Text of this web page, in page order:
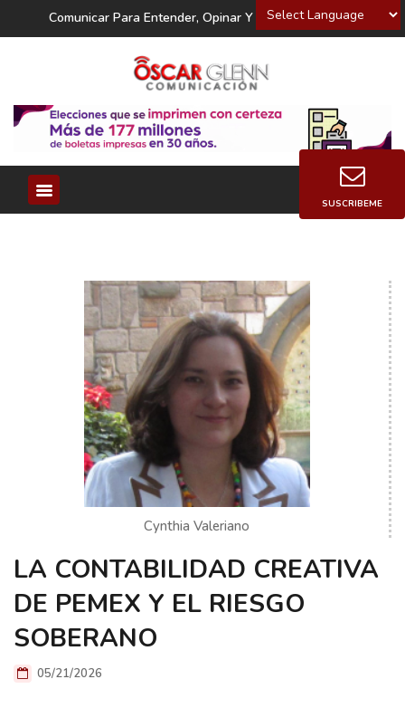
Powered by
Comunicar Para Entender, Opinar Y Decidir
Cynthia Valeriano
LA CONTABILIDAD CREATIVA
DE PEMEX Y EL RIESGO
SOBERANO
05/21/2026
SUSCRIBEME